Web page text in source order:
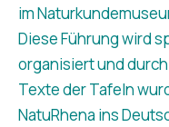
im
Diese Führung wird
organisiert und
Texte der Tafeln
NatuRhena ins